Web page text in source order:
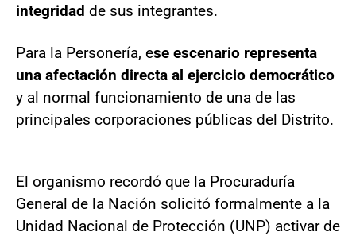
integridad de sus integrantes.
Para la Personería, ese escenario representa
una afectación directa al ejercicio democrático
y al normal funcionamiento de una de las
principales corporaciones públicas del Distrito.
El organismo recordó que la Procuraduría
General de la Nación solicitó formalmente a la
Unidad Nacional de Protección (UNP) activar de